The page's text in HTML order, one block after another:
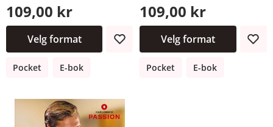
109,00 kr
Velg format
Pocket E-bok
109,00 kr
Velg format
Pocket E-bok